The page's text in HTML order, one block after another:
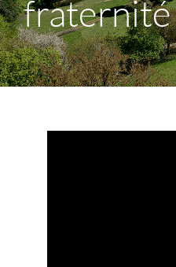
fraternité